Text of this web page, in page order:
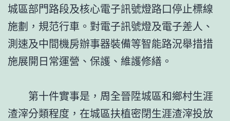
城區部門路段及核心電子訊號燈路口停止標線
施劃，規范行車。對電子訊號燈及電子差人、
測速及中間機房辦事器裝備等智能路況舉措措
施展開日常運營、保護、維護修繕。
第十件實事是，周全晉陞城區和鄉村生涯
渣滓分類程度，在城區扶植密閉生涯渣滓投放